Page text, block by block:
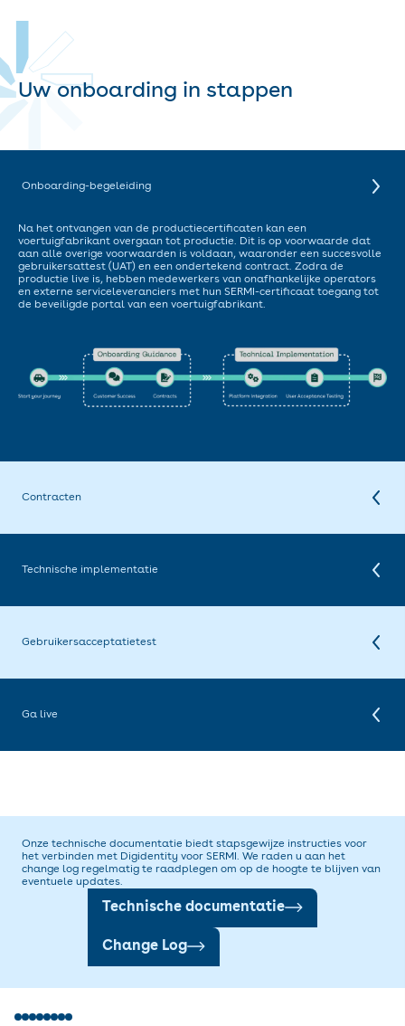
Uw onboarding in stappen
Onboarding-begeleiding
Na het ontvangen van de productiecertificaten kan een
voertuigfabrikant overgaan tot productie. Dit is op voorwaarde dat
aan alle overige voorwaarden is voldaan, waaronder een succesvolle
gebruikersattest (UAT) en een ondertekend contract. Zodra de
productie live is, hebben medewerkers van onafhankelijke operators
en externe serviceleveranciers met hun SERMI-certificaat toegang tot
de beveiligde portal van een voertuigfabrikant.
Contracten
ondertekening voorleggen. De NDA moet ondertekend en aan
Digidentity worden overhandigd om door te gaan naar de volgende
Technische implementatie
preproductiegegevens aan de voertuigfabrikant verstrekken. Dit stelt
de voertuigfabrikant in staat verbinding te maken met het trustcenter.
Gebruikersacceptatietest
voertuigfabrikant gevraagd een reeks testscenario's uit te voeren om
Ga live
Onze technische documentatie biedt stapsgewijze instructies voor
het verbinden met Digidentity voor SERMI. We raden u aan het
change log regelmatig te raadplegen om op de hoogte te blijven van
eventuele updates.
Technische documentatie
Change Log